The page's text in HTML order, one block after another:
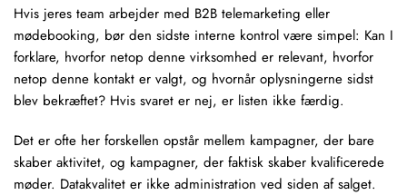
Hvis jeres team arbejder med B2B telemarketing eller
mødebooking, bør den sidste interne kontrol være simpel: Kan I
forklare, hvorfor netop denne virksomhed er relevant, hvorfor
netop denne kontakt er valgt, og hvornår oplysningerne sidst
blev bekræftet? Hvis svaret er nej, er listen ikke færdig.
Det er ofte her forskellen opstår mellem kampagner, der bare
skaber aktivitet, og kampagner, der faktisk skaber kvalificerede
møder. Datakvalitet er ikke administration ved siden af salget.